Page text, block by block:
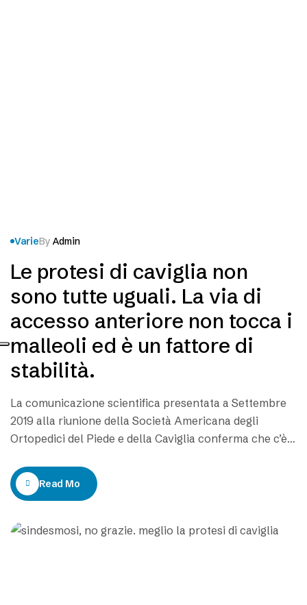
VarieBy Admin
Le protesi di caviglia non
sono tutte uguali. La via di
accesso anteriore non tocca i
malleoli ed è un fattore di
stabilità.
La comunicazione scientifica presentata a Settembre
2019 alla riunione della Società Americana degli
Ortopedici del Piede e della Caviglia conferma che c’è
d’accesso laterale con il taglio del perone. La durata
della protesi dipende dal rispetto della anatomia e
deve…
Read More